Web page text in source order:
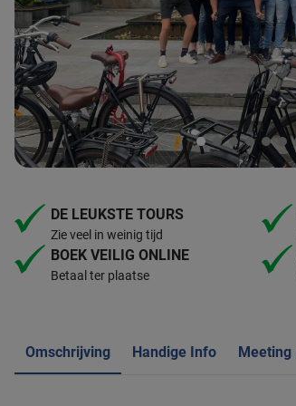
DE LEUKSTE TOURS
Zie veel in weinig tijd
BOEK VEILIG ONLINE
Betaal ter plaatse
Omschrijving Handige Info Meeting